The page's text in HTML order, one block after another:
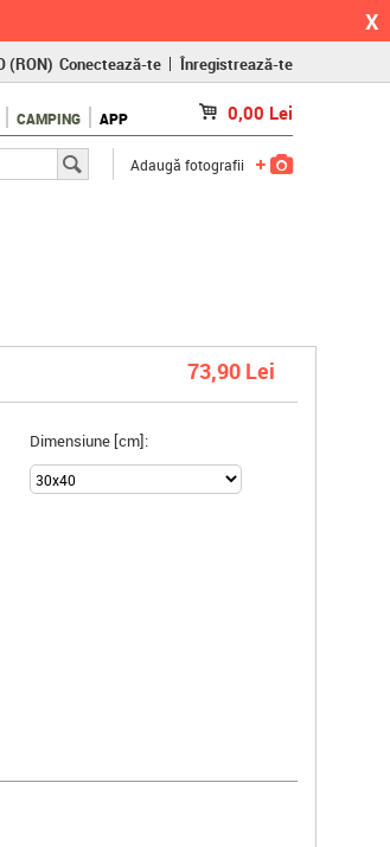
X
(RON) Conectează-te Înregistrează-te
CAMPING APP 0,00 Lei
Adaugă fotografii
73,90 Lei
Dimensiune [cm]: